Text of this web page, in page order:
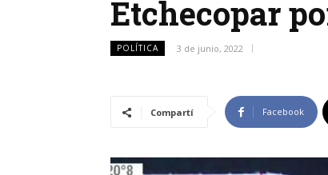
Etchecopar
POLÍTICA 3 de junio, 2022
Compartí Facebook